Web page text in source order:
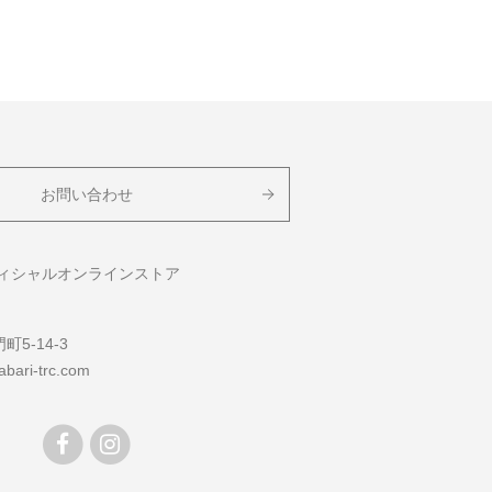
お問い合わせ
シャルオンラインストア
町5-14-3
trc.com